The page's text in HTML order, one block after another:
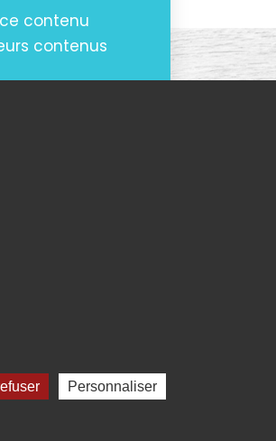
contenu
contenus
Personnaliser